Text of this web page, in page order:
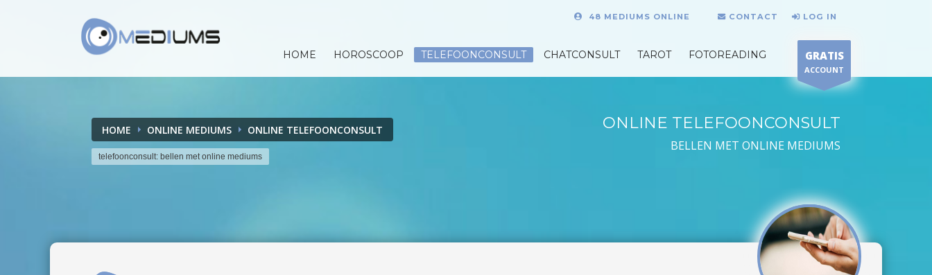
48 MEDIUMS ONLINE CONTACT LOG IN
HOME HOROSCOOP TELEFOONCONSULT CHATCONSULT TAROT FOTOREADING GRATIS
ACCOUNT
HOME ONLINE MEDIUMS ONLINE TELEFOONCONSULT
telefoonconsult: bellen met online mediums
ONLINE TELEFOONCONSULT
BELLEN MET ONLINE MEDIUMS